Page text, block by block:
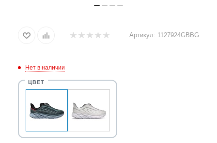
Артикул: 1127924GBBG
Нет в наличии